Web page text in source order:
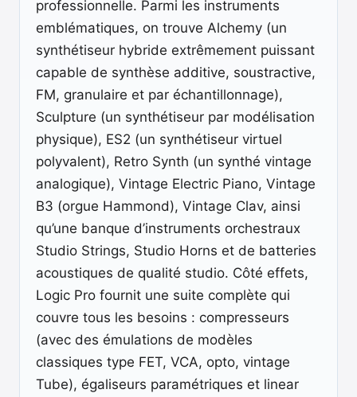
professionnelle. Parmi les instruments
emblématiques, on trouve Alchemy (un
synthétiseur hybride extrêmement puissant
capable de synthèse additive, soustractive,
FM, granulaire et par échantillonnage),
Sculpture (un synthétiseur par modélisation
physique), ES2 (un synthétiseur virtuel
polyvalent), Retro Synth (un synthé vintage
analogique), Vintage Electric Piano, Vintage
B3 (orgue Hammond), Vintage Clav, ainsi
qu’une banque d’instruments orchestraux
Studio Strings, Studio Horns et de batteries
acoustiques de qualité studio. Côté effets,
Logic Pro fournit une suite complète qui
couvre tous les besoins : compresseurs
(avec des émulations de modèles
classiques type FET, VCA, opto, vintage
Tube), égaliseurs paramétriques et linear